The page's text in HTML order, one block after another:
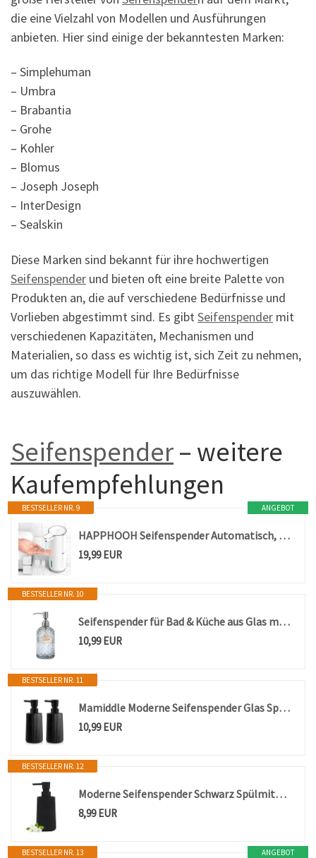
die eine Vielzahl von Modellen und Ausführungen
anbieten. Hier sind einige der bekanntesten Marken:
– Simplehuman
– Umbra
– Brabantia
– Grohe
– Kohler
– Blomus
– Joseph Joseph
– InterDesign
– Sealskin
Diese Marken sind bekannt für ihre hochwertigen
Seifenspender und bieten oft eine breite Palette von
Produkten an, die auf verschiedene Bedürfnisse und
Vorlieben abgestimmt sind. Es gibtSeifenspender mit
verschiedenen Kapazitäten, Mechanismen und
Materialien, so dass es wichtig ist, sich Zeit zu nehmen,
um das richtige Modell für Ihre Bedürfnisse
auszuwählen.
Seifenspender– weitere
Kaufempfehlungen
ANGEBOT
BESTSELLER NR. 9
HAPPHOOH Seifenspender Automatisch, 380ml Elektrischer Seifenspender mit Sensor Infrarot, Automatischer Seifenspender Wandmontage, USB Wiederaufladbar, IPX5 Wasserdicht für Küchen,Bad,Schule,Hotel
19,99 EUR
BESTSELLER NR. 10
Seifenspender für Bad & Küche aus Glas mit 304 rostfreier Edelstahlpumpe (grau)
10,99 EUR
BESTSELLER NR. 11
Mamiddle Moderne Seifenspender Glas Spülmittelspender 250ml Seifenspender Bad für Badezimmer Arbeitsplatte Küche Soap Dispenser mit Pumpspender (2, Schwarz)
10,99 EUR
BESTSELLER NR. 12
Moderne Seifenspender Schwarz Spülmittelspender, Seifenspender Bad
8,99 EUR
ANGEBOT
BESTSELLER NR. 13